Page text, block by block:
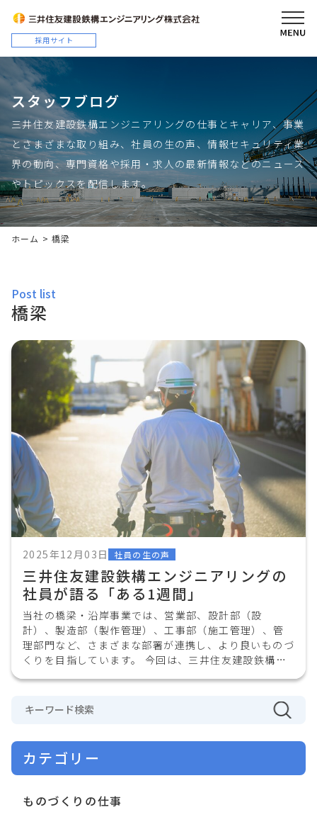
スタッフブログ
三井住友建設鉄構エンジニアリングの仕事とキャリア、事業
とさまざまな取り組み、社員の生の声、情報セキュリティ業
界の動向、専門資格や採用・求人の最新情報などのニュース
やトピックスを配信します。
ホーム >橋梁
post list
橋梁
2025年12月03日 社員の生の声
三井住友建設鉄構エンジニアリングの
社員が語る「ある1週間」
当社の橋梁・沿岸事業では、営業部、設計部（設
計）、製造部（製作管理）、工事部（施工管理）、管
理部門など、さまざまな部署が連携し、より良いものづ
くりを目指しています。 今回は、三井住友建設鉄構エ
カテゴリー
ものづくりの仕事